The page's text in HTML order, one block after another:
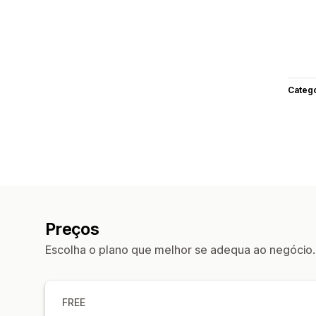
Preços
Escolha o plano que melhor se adequa ao negócio.
FREE